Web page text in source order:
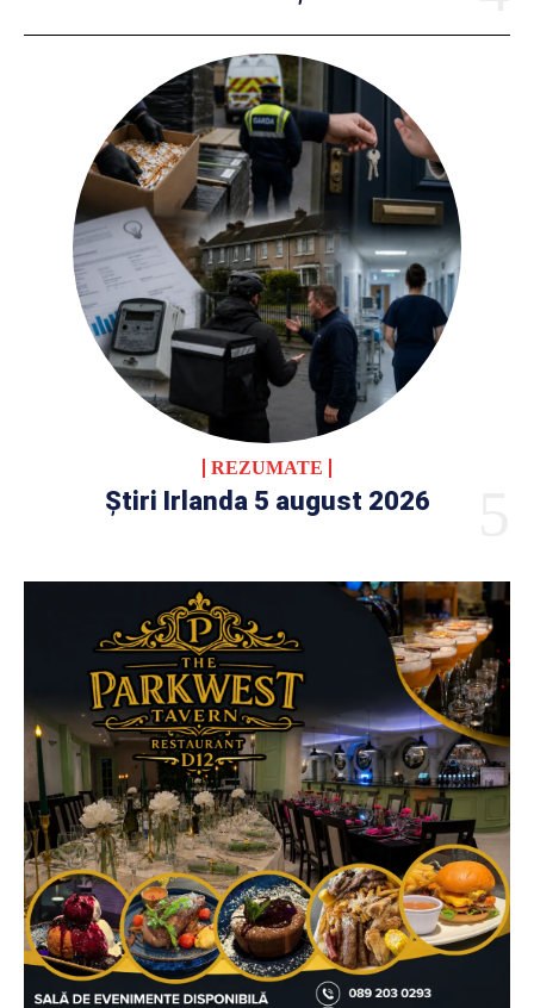
REZUMATE
Știri Irlanda 5 august 2026